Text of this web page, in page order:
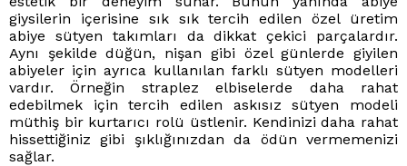
giysilerin içerisine sık sık tercih edilen özel üretim
abiye sütyen takımları da dikkat çekici parçalardır.
Aynı şekilde düğün, nişan gibi özel günlerde giyilen
abiyeler için ayrıca kullanılan farklı sütyen modelleri
vardır. Örneğin straplez elbiselerde daha rahat
edebilmek için tercih edilen askısız sütyen modeli
müthiş bir kurtarıcı rolü üstlenir. Kendinizi daha rahat
hissettiğiniz gibi şıklığınızdan da ödün vermemenizi
sağlar.